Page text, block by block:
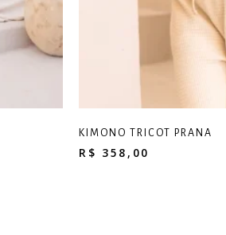
KIMONO TRICOT PRANA
R$ 358,00